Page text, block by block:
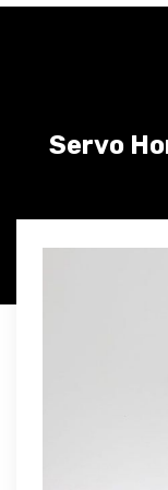
Servo